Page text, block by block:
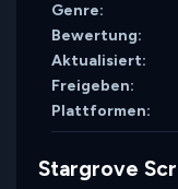
Genre:
Bewertung:
Aktualisiert:
Freigeben:
Plattformen:
Stargrove